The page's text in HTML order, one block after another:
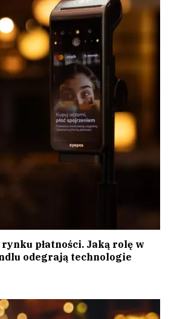
płatności. Jaką rolę w
odegrają technologie